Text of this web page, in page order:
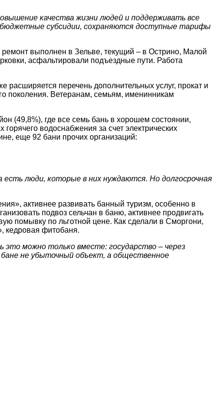
качества жизни людей и поддерживать все
субсидии, сохраняются доступные тарифы
выполнен в Зельве, текущий – в Острино, Малой
асфальтировали подъездные пути. Работа
перечень дополнительных услуг, прокат и
поколения. Ветеранам, семьям, именинникам
(49,8%), где все семь бань в хорошем состоянии,
водоснабжения за счет электрических
еще 92 бани прочих организаций:
есть люди, которые в них нуждаются. Но долгосрочная
активнее развивать банный туризм, особенно в
подвоз сельчан в баню, активнее продвигать
помывку по льготной цене. Как сделали в Сморгони,
кедровая фитобаня.
это можно только вместе: государство – через
не убыточный объект, а общественное